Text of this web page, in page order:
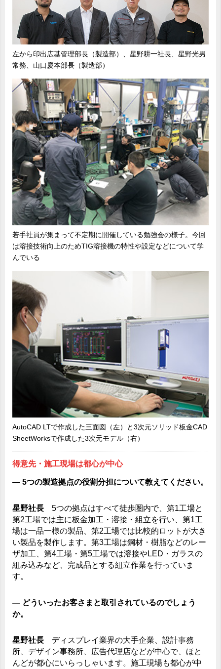
左から印出広基管理部長（製造部）、星野耕一社長、星野光男
常務、山口慶本部長（製造部）
若手社員が集まって不定期に開催している勉強会の様子。今回
は溶接技術向上のためTIG溶接機の特性や設定などについて学
んでいる
AutoCAD LTで作成した三面図（左）と3次元ソリッド板金CAD
SheetWorksで作成した3次元モデル（右）
得意先・施工現場は都心が中心
― 5つの製造拠点の役割分担について教えてください。
星野社長 5つの拠点はすべて徒歩圏内で、第1工場と
第2工場では主に板金加工・溶接・組立を行い、第1工
場は一品一様の製品、第2工場では比較的ロットが大き
い製品を製作します。第3工場は鋼材・樹脂などのレー
ザ加工、第4工場・第5工場では溶接やLED・ガラスの
組み込みなど、完成品とする組立作業を行っていま
す。
― どういったお客さまと取引されているのでしょう
か。
星野社長 ディスプレイ業界の大手企業、設計事務
所、デザイン事務所、広告代理店などが中心で、ほと
んどが都心にいらっしゃいます。施工現場も都心が中